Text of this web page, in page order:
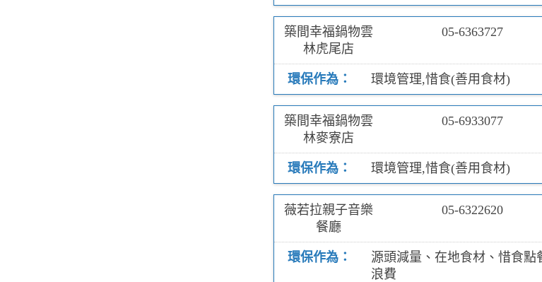
築間幸福鍋物雲
林虎尾店
05-6363727
環保作為： 環境管理,惜食(善用食材)
築間幸福鍋物雲
林麥寮店
05-6933077
環保作為： 環境管理,惜食(善用食材)
薇若拉親子音樂
餐廳
05-6322620
環保作為：
源頭減量、在地食材、惜食
浪費